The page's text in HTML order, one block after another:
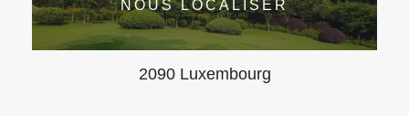
NOUS LOCALISER
2090 Luxembourg